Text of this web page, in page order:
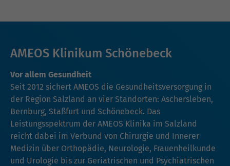
AMEOS Klinikum Schönebeck
Vor allem Gesundheit
Seit 2012 sichert AMEOS die Gesundheitsversorgung in
der Region Salzland an vier Standorten: Aschersleben,
Bernburg, Staßfurt und Schönebeck. Das
Leistungsspektrum der AMEOS Klinika im Salzland
reicht dabei im Verbund von Chirurgie und Innerer
Medizin über Orthopädie, Neurologie, Frauenheilkunde
und Urologie bis zur Geriatrischen und Psychiatrischen